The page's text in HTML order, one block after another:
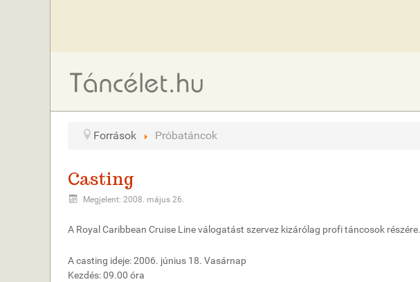
Források Próbatáncok
Casting
Megjelent: 2008. május 26.
A Royal Caribbean Cruise Line válogatást szervez kizárólag profi táncosok részére.
A casting ideje: 2006. június 18. Vasárnap
Kezdés: 09.00 óra